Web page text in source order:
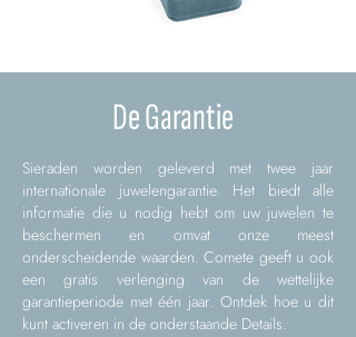
De Garantie
Sieraden worden geleverd met twee jaar
internationale juwelengarantie. Het biedt alle
informatie die u nodig hebt om uw juwelen te
beschermen en omvat onze meest
onderscheidende waarden. Comete geeft u ook
een gratis verlenging van de wettelijke
garantieperiode met één jaar. Ontdek hoe u dit
kunt activeren in de onderstaande Details.